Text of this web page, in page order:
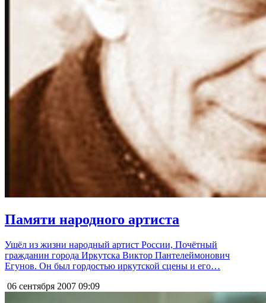
Памяти народного артиста
Ушёл из жизни народный артист России, Почётный
гражданин города Иркутска Виктор Пантелеймонович
Егунов. Он был гордостью иркутской сцены и его…
06 сентября 2007 09:09